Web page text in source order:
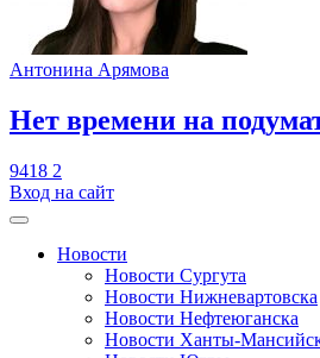
Антонина Арямова
​Нет времени на
9418 2
Вход на сайт
Новости
Новости Сургута
Новости Нижневартовска
Новости Нефтеюганска
Новости Ханты-